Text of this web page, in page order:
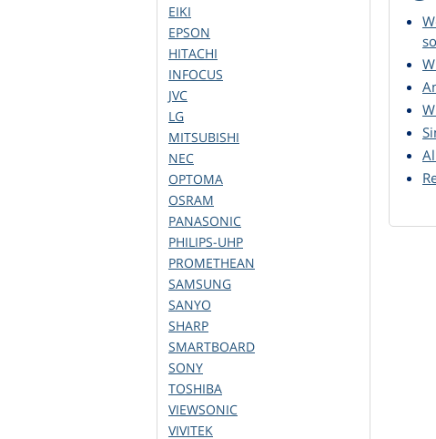
EIKI
EPSON
HITACHI
INFOCUS
JVC
LG
MITSUBISHI
NEC
OPTOMA
OSRAM
PANASONIC
PHILIPS-UHP
PROMETHEAN
SAMSUNG
SANYO
SHARP
SMARTBOARD
SONY
TOSHIBA
VIEWSONIC
VIVITEK